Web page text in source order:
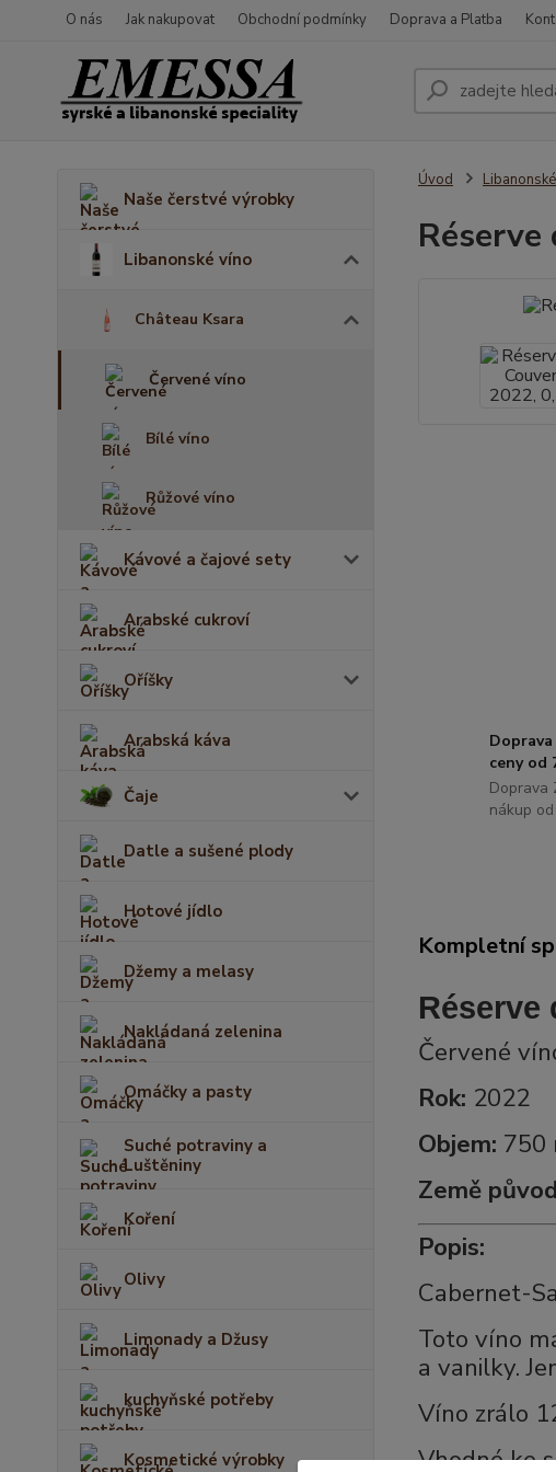
O nás Jak nakupovat Obchodní podmínky Doprava a Platba
Naše čerstvé výrobky
Libanonské víno
Château Ksara
Červené víno
Bílé víno
Růžové víno
Kávové a čajové sety
Arabské cukroví
Oříšky
Arabská káva
Čaje
Datle a sušené plody
Hotové jídlo
Džemy a melasy
Nakládaná zelenina
Omáčky a pasty
Suché potraviny a
Luštěniny
Koření
Olivy
Limonady a Džusy
kuchyňské potřeby
Kosmetické výrobky
Úvod
ceny od
Doprava
nákup
Kompletní
Réserve
Červené
Rok: 2022
Objem: 750
Země
Popis:
Cabernet-
Toto víno
a vanilky.
Víno zrálo
Vhodné ke